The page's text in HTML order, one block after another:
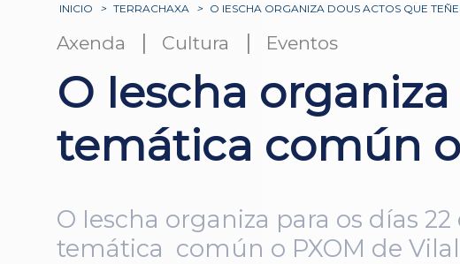
INICIO > TERRACHAXA > O IESCHA ORGANIZA DOUS ACTOS QUE
Axenda | Cultura | Eventos
O Iescha
temática común
O Iescha organiza para os días
temática común o PXOM de